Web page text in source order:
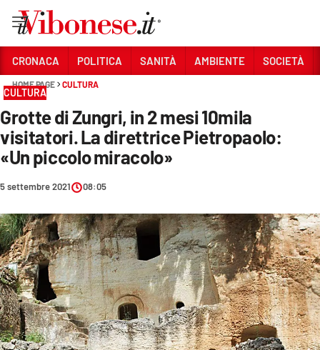
Sezioni
CRONACA
POLITICA
SOCIETÀ
CULTURA
ECONOMIA E LAVORO
EVENTI
CRONACA POLITICA SANITÀ AMBIENTE SOCIETÀ
HOME PAGE CULTURA
CULTURA
Grotte di Zungri, in 2 mesi 10mila
visitatori. La direttrice Pietropaolo:
«Un piccolo miracolo»
5 settembre 2021 08:05